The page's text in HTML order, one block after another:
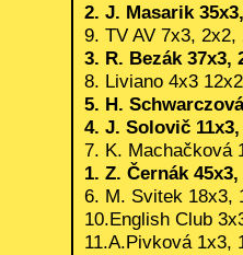
2. J. Masarik
9. TV AV 7x3,
3. R. Bezák 37x3,
8. Liviano 4x3
5. H.
4. J. Solovič
7. K. Machačková
1. Z. Černák
6. M. Svitek 18x3,
10.English Club
11.A.Pivková 1x3,